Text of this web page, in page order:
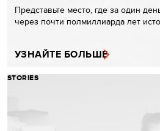
Представьте место, где за один
через почти полмиллиарда лет
УЗНАЙТЕ БОЛЬШЕ
STORIES